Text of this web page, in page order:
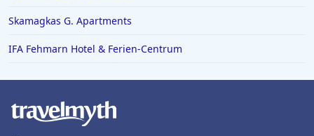
Hotels in Florenz
Hotels in Valencia
Skamagkas G. Apartments
IFA Fehmarn Hotel & Ferien-Centrum